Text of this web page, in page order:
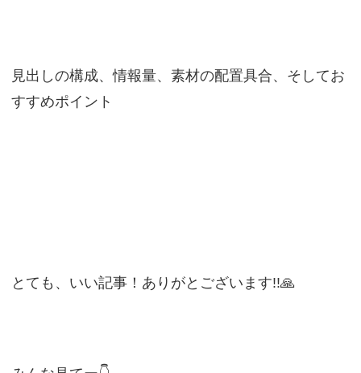
見出しの構成、情報量、素材の配置具合、そしてお
すすめポイント
とても、いい記事！ありがとございます!!🙏